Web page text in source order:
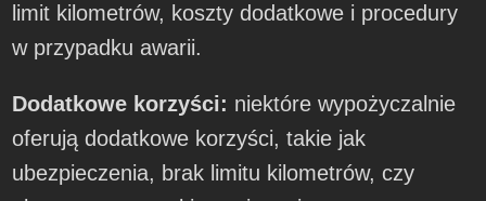
limit kilometrów, koszty dodatkowe i procedury
w przypadku awarii.
Dodatkowe korzyści: niektóre wypożyczalnie
oferują dodatkowe korzyści, takie jak
ubezpieczenia, brak limitu kilometrów, czy